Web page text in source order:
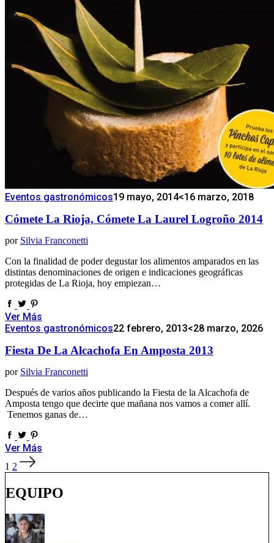
Eventos gastronómicos19 mayo, 2014<16 marzo, 2018
Cómete La Rioja, Cómete La Laurel Logroño 2014
por Silvia Franconetti
Con la finalidad de poder degustar los alimentos amparados en las
distintas denominaciones de origen e indicaciones geográficas
protegidas de La Rioja, hoy empiezan…
Ver Más
Eventos gastronómicos22 febrero, 2013<28 marzo, 2026
Fiesta De La Alcachofa En Amposta 2013
por Silvia Franconetti
Después de varios años publicando la Fiesta de la Alcachofa de
Amposta tengo que decirte que mañana nos vamos a comer allí.
Tenemos ganas de…
Ver Más
Paginación
de
1 2
EQUIPO